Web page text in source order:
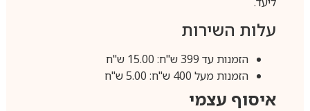
עלות השירות
הזמנות עד 399 ש"ח: 15.00 ש"ח
הזמנות מעל 400 ש"ח: 5.00 ש"ח
איסוף עצמי